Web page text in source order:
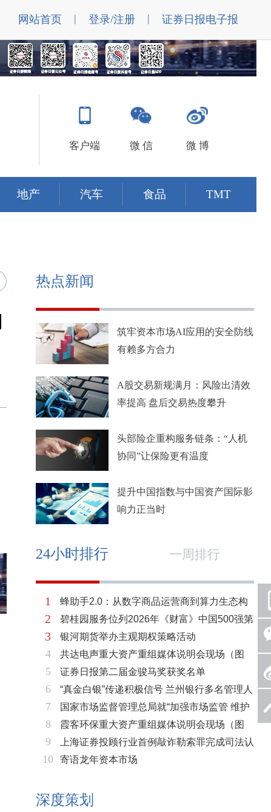
网站首页 | 登录/注册 | 证券日报电子报
客户端 微 信 微 博
地产 汽车 食品 TMT
热点新闻
筑牢资本市场AI应用的安全防线
有赖多方合力
A股交易新规满月：风险出清效
率提高 盘后交易热度攀升
头部险企重构服务链条：“人机
协同”让保险更有温度
提升中国指数与中国资产国际影
响力正当时
24小时排行 一周排行
1
2
3
4
5
6
7
8
9
10
蜂助手2.0：从数字商品运营商到算力生态构
建者的跃迁
碧桂园服务位列2026年《财富》中国500强第
321位 排名稳步上升彰显发展韧性
银河期货举办主观期权策略活动
共达电声重大资产重组媒体说明会现场（图
片）
证券日报第二届金骏马奖获奖名单
“真金白银”传递积极信号 兰州银行多名管理人
员拟增持公司股份不低于600万元
国家市场监督管理总局就“加强市场监管 维护
市场秩序”答记者问
霞客环保重大资产重组媒体说明会现场（图
片）
上海证券投顾行业首例敲诈勒索罪完成司法认
定 司法机关重拳打击“职业索赔人”
寄语龙年资本市场
深度策划